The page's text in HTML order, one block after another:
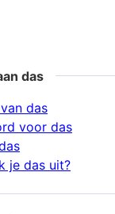
das
das
voor das
je das uit?